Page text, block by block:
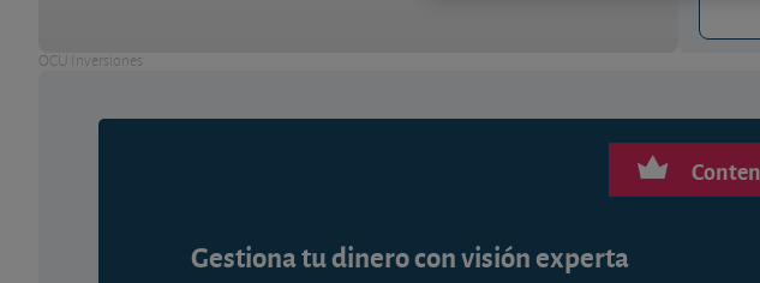
OCU Inversiones
Gestiona tu dinero con visión experta